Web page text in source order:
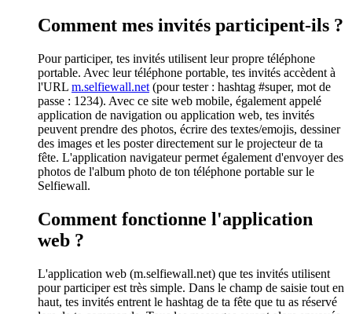
Comment mes invités participent-ils ?
Pour participer, tes invités utilisent leur propre téléphone
portable. Avec leur téléphone portable, tes invités accèdent à
l'URL m.selfiewall.net (pour tester : hashtag #super, mot de
passe : 1234). Avec ce site web mobile, également appelé
application de navigation ou application web, tes invités
peuvent prendre des photos, écrire des textes/emojis, dessiner
des images et les poster directement sur le projecteur de ta
fête. L'application navigateur permet également d'envoyer des
photos de l'album photo de ton téléphone portable sur le
Selfiewall.
Comment fonctionne l'application
web ?
L'application web (m.selfiewall.net) que tes invités utilisent
pour participer est très simple. Dans le champ de saisie tout en
haut, tes invités entrent le hashtag de ta fête que tu as réservé